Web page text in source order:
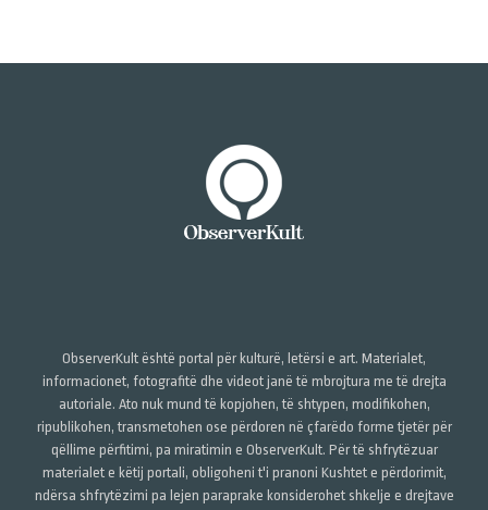
ObserverKult është portal për kulturë, letërsi e art. Materialet,
informacionet, fotografitë dhe videot janë të mbrojtura me të drejta
autoriale. Ato nuk mund të kopjohen, të shtypen, modifikohen,
ripublikohen, transmetohen ose përdoren në çfarëdo forme tjetër për
qëllime përfitimi, pa miratimin e ObserverKult. Për të shfrytëzuar
materialet e këtij portali, obligoheni t'i pranoni Kushtet e përdorimit,
ndërsa shfrytëzimi pa lejen paraprake konsiderohet shkelje e drejtave